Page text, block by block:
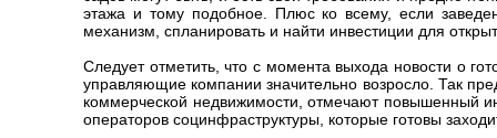
этажа и тому подобное. Плюс ко всему, если
механизм, спланировать и найти инвестиции для
Следует отметить, что с момента выхода новости о
управляющие компании значительно возросло. Так
коммерческой недвижимости, отмечают повышенный
операторов социнфраструктуры, которые готовы